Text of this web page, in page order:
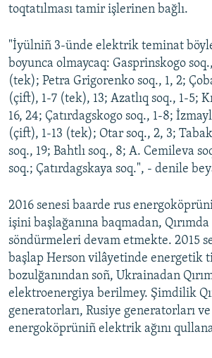
toqtatılması tamir işlerinen bağlı.
"İyülniñ 3-ünde elektrik teminat
boyunca olmaycaq: Gasprinskogo
(tek); Petra Grigorenko soq., 1, 2;
(çift), 1-7 (tek), 13; Azatlıq soq., 1-5;
16, 24; Çatırdagskogo soq., 1-8;
(çift), 1-13 (tek); Otar soq., 2, 3;
soq., 19; Bahtlı soq., 8; A. Cemileva
soq.; Çatırdagskaya​ soq.", - denile
2016 senesi baarde rus
işini başlağanına baqmadan, Qırımda
söndürmeleri devam etmekte. 2015
başlap Herson vilâyetinde energetik
bozulğanından soñ, Ukrainadan
elektroenergiya berilmey. Şimdilik
generatorları, Rusiye generatorları
energoköprüniñ elektrik ağını